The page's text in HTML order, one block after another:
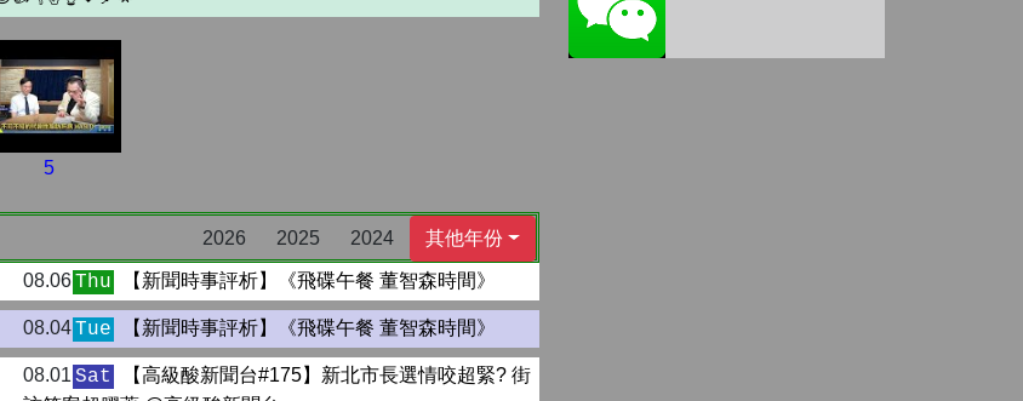
5
2026 2025 2024 其他年份
08.06 Thu 【新聞時事評析】《飛碟午餐 董智森時間》
08.04 Tue 【新聞時事評析】《飛碟午餐 董智森時間》
08.01Sat
【高級酸新聞台#175】新北市長選情咬超緊? 街